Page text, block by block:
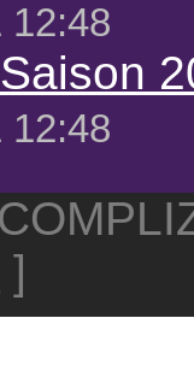
12:48
12:48
]